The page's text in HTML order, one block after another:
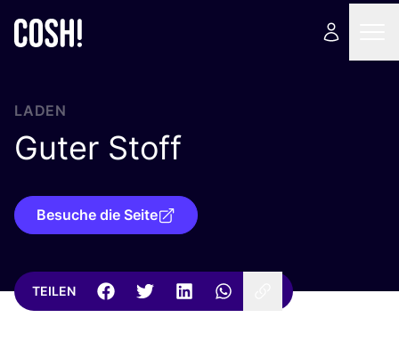
LADEN
Guter Stoff
Besuche die Seite
TEILEN